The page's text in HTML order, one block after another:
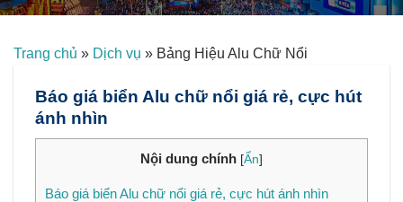
Trang chủ » Dịch vụ » Bảng Hiệu Alu Chữ Nổi
Báo giá biển Alu chữ nổi giá rẻ, cực hút
ánh nhìn
Nội dung chính [Ẩn]
Báo giá biển Alu chữ nổi giá rẻ, cực hút ánh nhìn